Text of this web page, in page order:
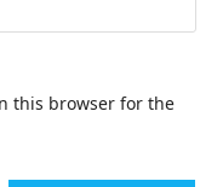
this browser for the